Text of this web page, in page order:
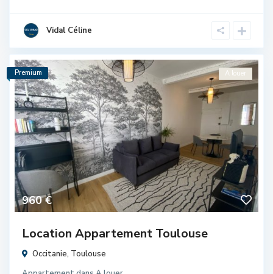
Vidal Céline
960 €
A louer
Premium
Location Appartement Toulouse
Occitanie, Toulouse